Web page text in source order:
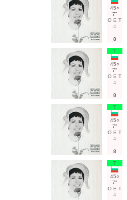
45○
7"
О Е Т
4
8
Т
45○
7"
О Е Т
4
8
Т
45○
7"
О Е Т
4
8
Т
45○
7"
О Е Т
4